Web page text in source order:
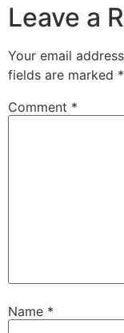
Leave a
Your email
fields are marked *
Comment *
Name *